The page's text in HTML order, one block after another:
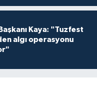
Kaya: "Tuzfest
algı operasyonu